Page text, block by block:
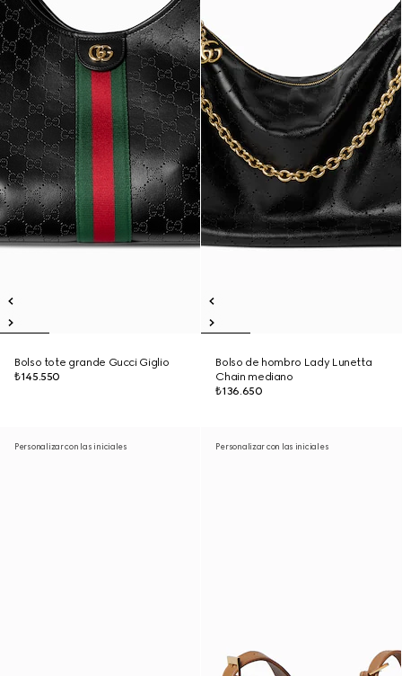
Bolso tote grande Gucci Giglio
₺145.550
Bolso de hombro Lady Lunetta
Chain mediano
₺136.650
Personalizar con las iniciales Personalizar con las iniciales